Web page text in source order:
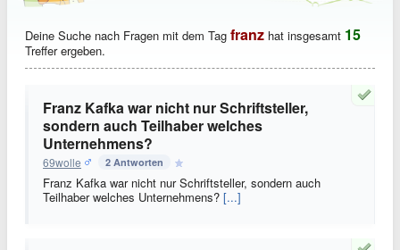
Deine Suche nach Fragen mit dem Tag franz hat insgesamt 15
Treffer ergeben.
Franz Kafka war nicht nur Schriftsteller,
sondern auch Teilhaber welches
Unternehmens?
69wolle 2 Antworten
Franz Kafka war nicht nur Schriftsteller, sondern auch
Teilhaber welches Unternehmens? [...]